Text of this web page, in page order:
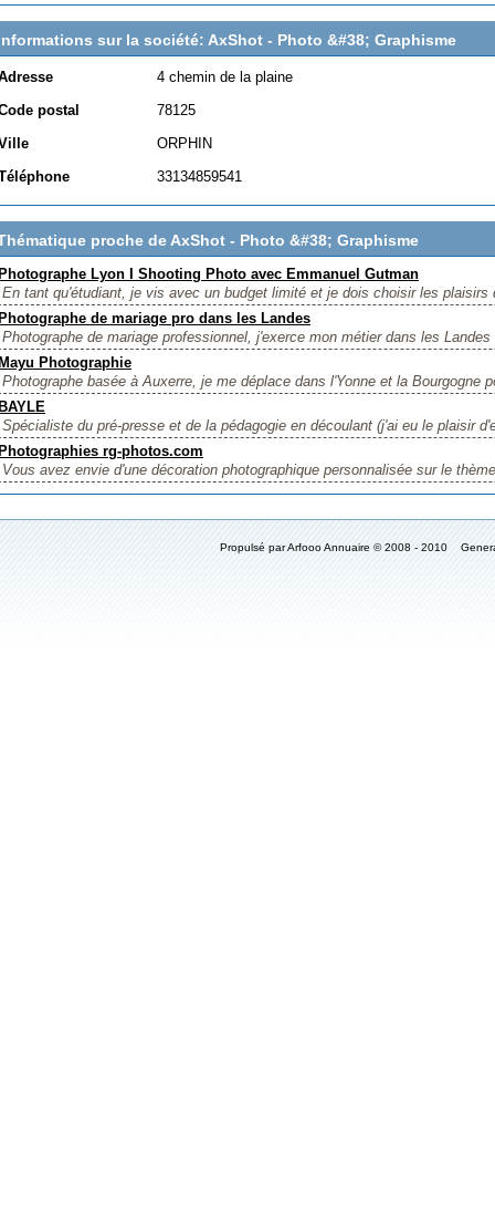
sur la société: AxShot - Photo &#38; Graphisme
4 chemin de la plaine
postal
78125
ORPHIN
33134859541
proche de AxShot - Photo &#38; Graphisme
Lyon I Shooting Photo avec Emmanuel Gutman
En tant qu'étudiant, je vis avec un budget limité et je dois choisir les plaisirs
de mariage pro dans les Landes
Photographe de mariage professionnel, j'exerce mon métier dans les
Photographie
Photographe basée à Auxerre, je me déplace dans l'Yonne et la Bourgogne
Spécialiste du pré-presse et de la pédagogie en découlant (j'ai eu le plaisir
rg-photos.com
Vous avez envie d'une décoration photographique personnalisée sur le
Propulsé par Arfooo Annuaire © 2008 - 2010